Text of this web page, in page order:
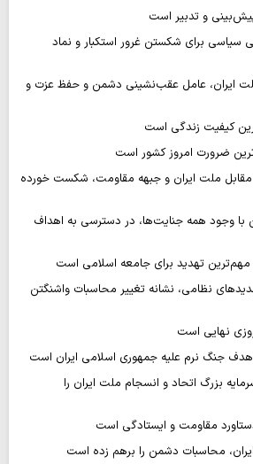
و تدبیر است
سیاسی برای شکستن غرور استکبار و نماد
ایران، عامل عقب‌نشینی دشمن و حفظ عزت و
کیفیت زندگی است
ضرورت امروز کشور است
مقابل ملت ایران و جبهه مقاومت، شکست خورده
وجود همه جنایت‌ها، در دسترسی به اهداف
مهم‌ترین تهدید برای جامعه اسلامی است
نظامی، نشانه تغییر محاسبات واشنگتن
نهایی است
جنگ نرم علیه جمهوری اسلامی ایران است
بزرگ اتحاد و انسجام ملت ایران را
مقاومت و ایستادگی است
محاسبات دشمن را برهم زده است